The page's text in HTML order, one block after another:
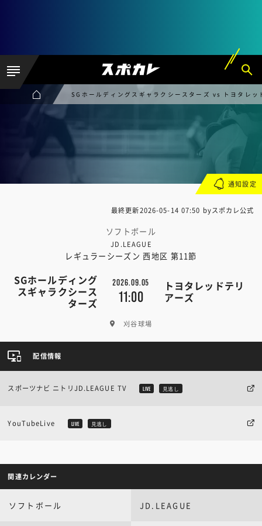
SGホールディングスギャラクシースターズ vs トヨタレッ
最終更新2026-05-14 07:50 byスポカレ公式
ソフトボール
JD.LEAGUE
レギュラーシーズン 西地区 第11節
SGホールディング
スギャラクシース
ターズ
2026.09.05
11:00
トヨタレッドテリ
アーズ
刈谷球場
通知設定
配信情報
スポーツナビ ニトリJD.LEAGUE TV LIVE 見逃し
YouTubeLive LIVE 見逃し
関連カレンダー
ソフトボール JD.LEAGUE